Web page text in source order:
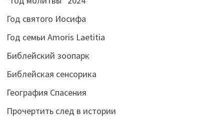
Год святого Иосифа
Год семьи Amoris Laetitia
Библейский зоопарк
Библейская сенсорика
География Спасения
Прочертить след в истории